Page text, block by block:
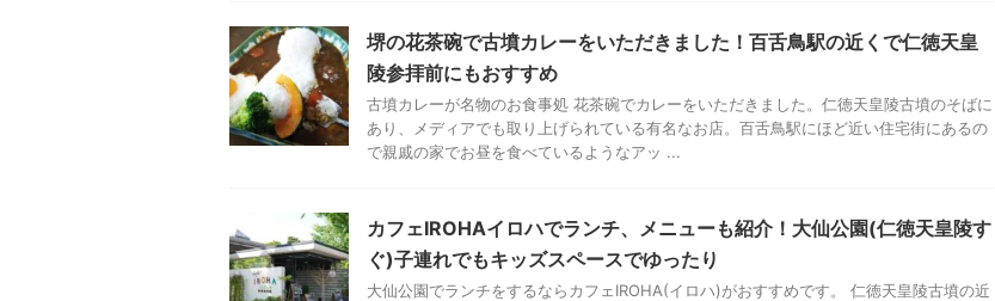
堺の花茶碗で古墳カレーをいただきました！百舌鳥駅の近くで仁徳天皇
陵参拝前にもおすすめ
古墳カレーが名物のお食事処 花茶碗でカレーをいただきました。仁徳天皇陵古墳のそばに
あり、メディアでも取り上げられている有名なお店。百舌鳥駅にほど近い住宅街にあるの
で親戚の家でお昼を食べているようなアッ ...
カフェIROHAイロハでランチ、メニューも紹介！大仙公園(仁徳天皇陵す
ぐ)子連れでもキッズスペースでゆったり
大仙公園でランチをするならカフェIROHA(イロハ)がおすすめです。 仁徳天皇陵古墳の近